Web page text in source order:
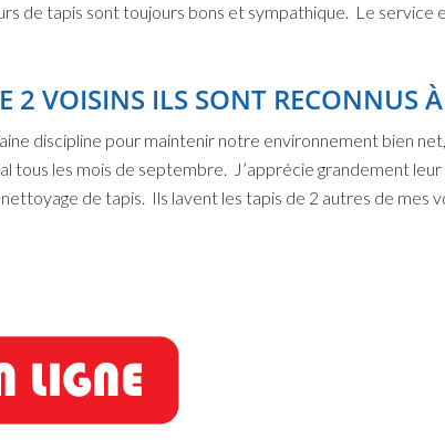
de tapis sont toujours bons et sympathique. Le service
2 VOISINS ILS SONT RECONNUS
discipline pour maintenir notre environnement bien
les mois de septembre. J’apprécie grandement
de tapis. Ils lavent les tapis de 2 autres de mes